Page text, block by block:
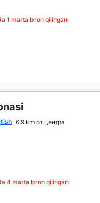
1 marta bron qilingan
6.9 km от центра
4 marta bron qilingan